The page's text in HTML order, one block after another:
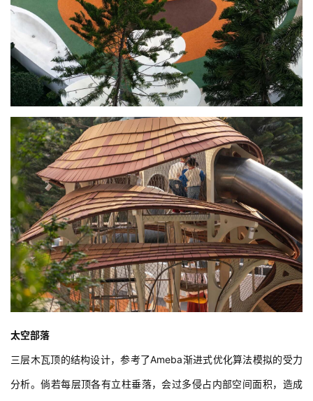
太空部落
三层木瓦顶的结构设计，参考了Ameba渐进式优化算法模拟的受力
分析。倘若每层顶各有立柱垂落，会过多侵占内部空间面积，造成